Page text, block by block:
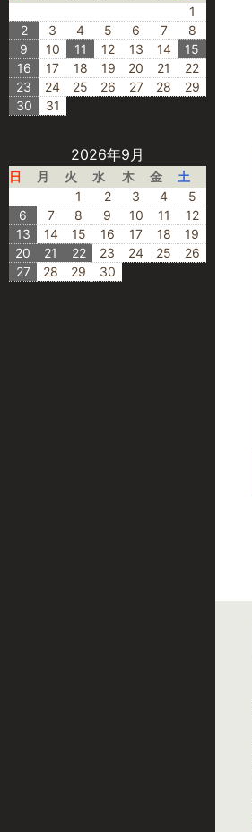
1
2
3 4 5 6 7
8
9
10 11 12 13 14
15
16
17 18 19 20 21
22
23
24 25 26 27 28
29
30
31
2026年9月
日 月 火 水 木 金
土
1
2 3 4
5
6
7 8 9 10 11
12
13
14 15 16 17 18
19
20
21 22 23 24 25
26
27
28 29 30